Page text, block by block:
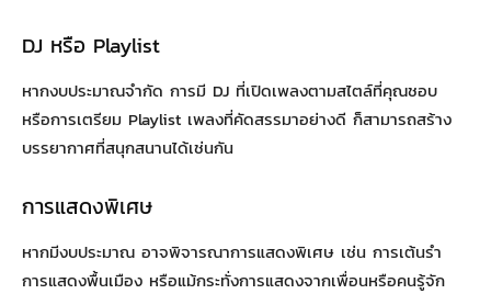
DJ หรือ Playlist
หากงบประมาณจำกัด การมี DJ ที่เปิดเพลงตามสไตล์ที่คุณชอบ
หรือการเตรียม Playlist เพลงที่คัดสรรมาอย่างดี ก็สามารถสร้าง
บรรยากาศที่สนุกสนานได้เช่นกัน
การแสดงพิเศษ
หากมีงบประมาณ อาจพิจารณาการแสดงพิเศษ เช่น การเต้นรำ
การแสดงพื้นเมือง หรือแม้กระทั่งการแสดงจากเพื่อนหรือคนรู้จัก